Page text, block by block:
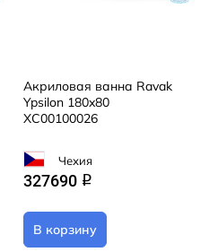
Акриловая ванна Ravak
Ypsilon 180x80
XC00100026
Чехия
327690 q
В корзину